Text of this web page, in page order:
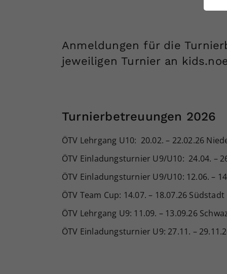
Anmeldungen für die
jeweiligen Turnier an
Turnierbetreuungen 2026
ÖTV Lehrgang U10: 20.02. – 22.02.26
ÖTV Einladungsturnier U9/U10: 24.04. –
ÖTV Einladungsturnier U9/U10: 12.06. –
ÖTV Team Cup: 14.07. – 18.07.26 Südstadt
ÖTV Lehrgang U9: 11.09. – 13.09.26
ÖTV Einladungsturnier U9: 27.11. –